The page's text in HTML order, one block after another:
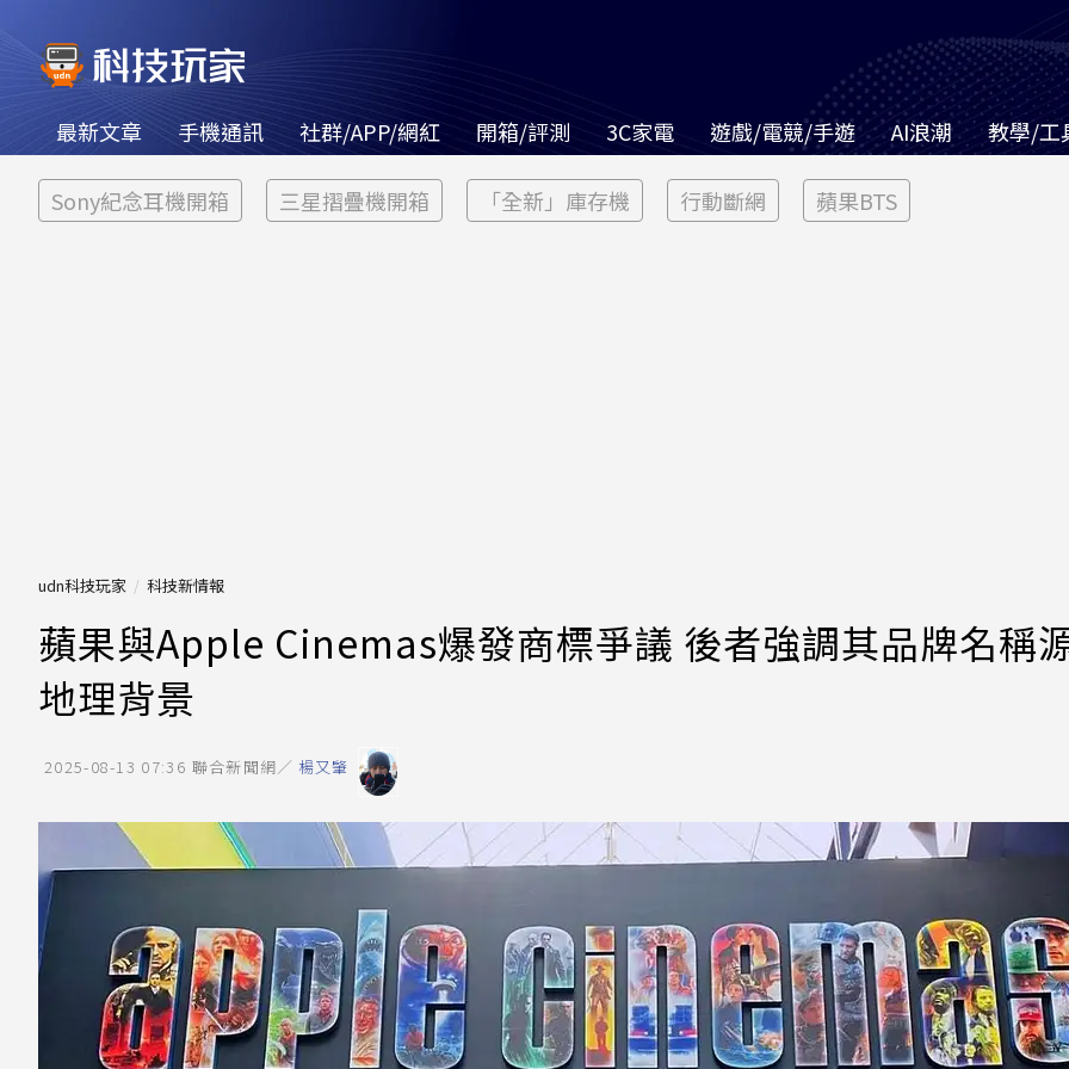
最新文章 手機通訊 社群/APP/網紅 開箱/評測 3C家電 遊戲/電競/手遊 AI浪潮 教學/工
Sony紀念耳機開箱 三星摺疊機開箱 「全新」庫存機 行動斷網 蘋果BTS
udn科技玩家 科技新情報
蘋果與Apple Cinemas爆發商標爭議 後者強調其品牌名稱
地理背景
2025-08-13 07:36 聯合新聞網／ 楊又肇